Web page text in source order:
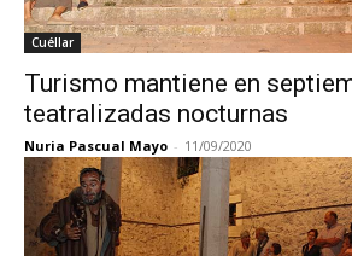
Cuéllar
Turismo mantiene en
teatralizadas nocturnas
Nuria Pascual Mayo - 11/09/2020